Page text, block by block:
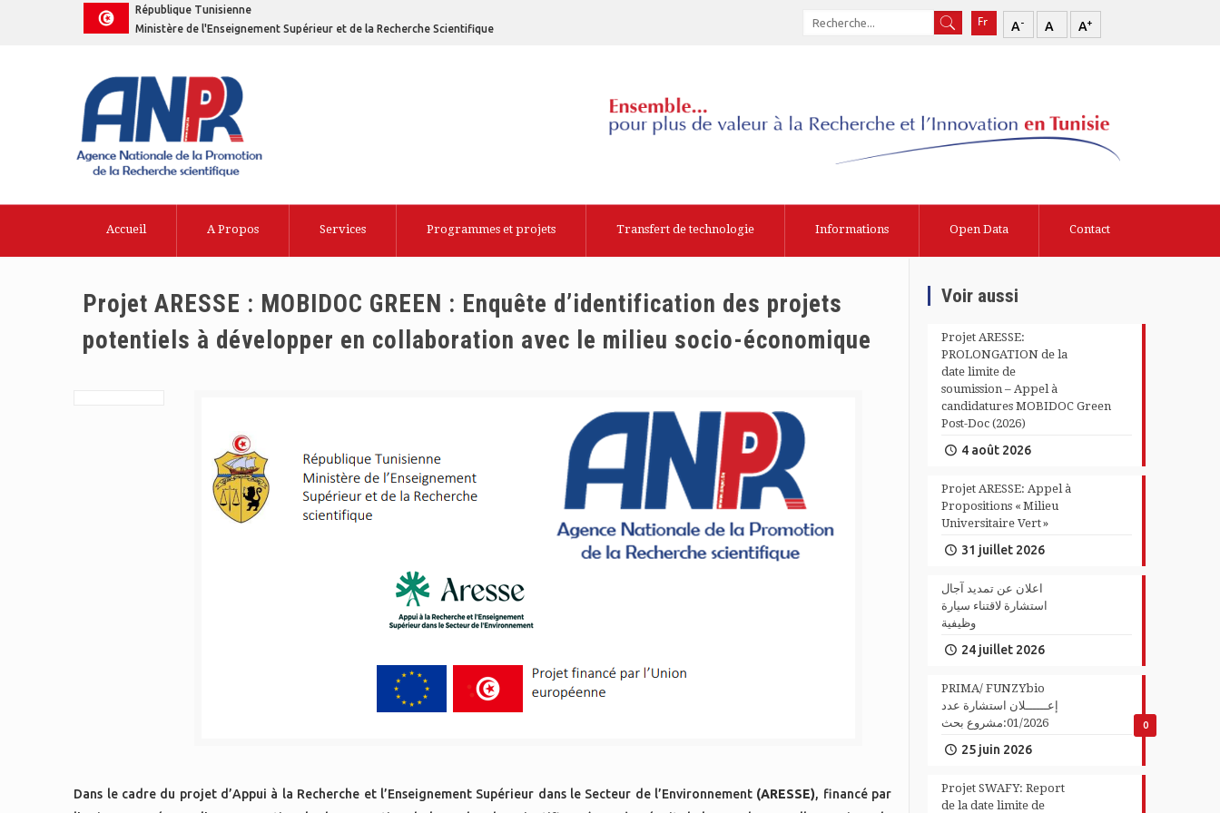
République Tunisienne
Ministère de l'Enseignement Supérieur et de la Recherche Scientifique
A- A A+
Accueil A Propos Services Programmes et projets Transfert de technologie Informations Open Data Contact
Projet ARESSE : MOBIDOC GREEN : Enquête d’identification des projets
potentiels à développer en collaboration avec le milieu socio-économique
Dans le cadre du projet d’Appui à la Recherche et l’Enseignement Supérieur dans le Secteur de l’Environnement (ARESSE), financé par
Voir aussi
Projet ARESSE:
PROLONGATION de la
date limite de
soumission – Appel à
candidatures MOBIDOC Green
Post-Doc (2026)
4 août 2026
Projet ARESSE: Appel à
Propositions « Milieu
Universitaire Vert »
31 juillet 2026
اعلان عن تمديد آجال
استشارة لاقتناء سيارة
وظيفية
24 juillet 2026
0
PRIMA/ FUNZYbio
إعــــــلان استشارة عدد
01/2026:مشروع بحث
25 juin 2026
Projet SWAFY: Report
de la date limite de